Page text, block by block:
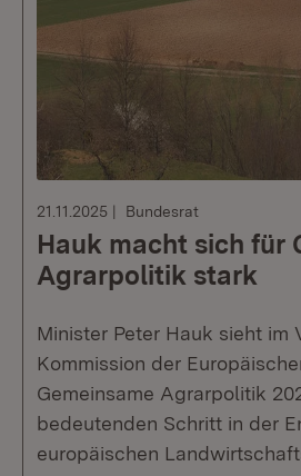
21.11.2025 Bundesrat
Hauk macht sich für
Agrarpolitik stark
Minister Peter Hauk sieht im
Kommission der
Gemeinsame Agrarpolitik
bedeutenden Schritt in der
europäischen